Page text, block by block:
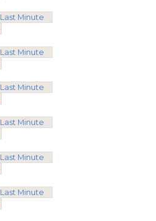
Last Minute
Last Minute
Last Minute
Last Minute
Last Minute
Last Minute